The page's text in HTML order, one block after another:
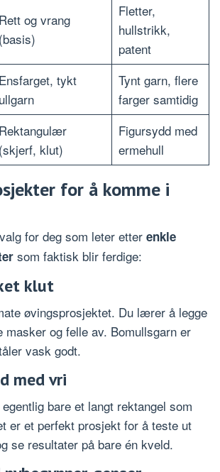
Rett og vrang
(basis)
Fletter,
hullstrikk,
patent
Ensfarget, tykt
ullgarn
Tynt garn, flere
farger samtidig
Rektangulær
(skjerf, klut)
Figursydd med
ermehull
for å komme i
for deg som leter etter enkle
som faktisk blir ferdige:
klut
øvingsprosjektet. Du lærer å legge
masker og felle av. Bomullsgarn er
vask godt.
med vri
bare et langt rektangel som
er et perfekt prosjekt for å teste ut
se resultater på bare én kveld.